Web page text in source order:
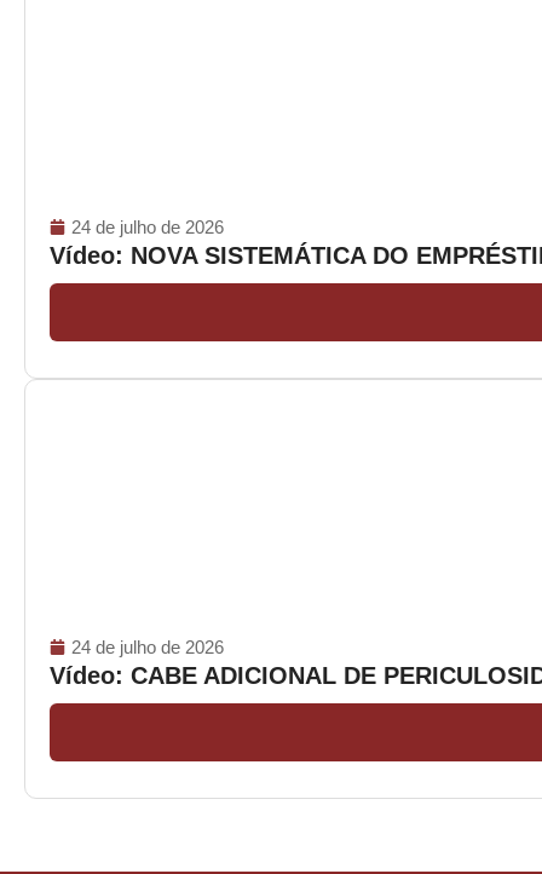
24 de julho de 2026
Vídeo: NOVA SISTEMÁTICA DO
24 de julho de 2026
Vídeo: CABE ADICIONAL DE